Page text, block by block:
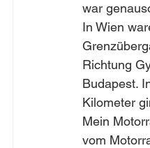
war
In Wien
Richtung
Budapest.
Kilometer
Mein
vom